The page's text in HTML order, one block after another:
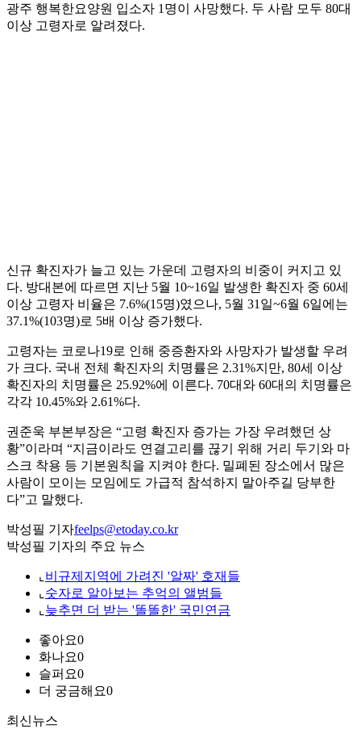
광주 행복한요양원 입소자 1명이 사망했다. 두 사람 모두 80대
이상 고령자로 알려졌다.
신규 확진자가 늘고 있는 가운데 고령자의 비중이 커지고 있
다. 방대본에 따르면 지난 5월 10~16일 발생한 확진자 중 60세
이상 고령자 비율은 7.6%(15명)였으나, 5월 31일~6월 6일에는
37.1%(103명)로 5배 이상 증가했다.
고령자는 코로나19로 인해 중증환자와 사망자가 발생할 우려
가 크다. 국내 전체 확진자의 치명률은 2.31%지만, 80세 이상
확진자의 치명률은 25.92%에 이른다. 70대와 60대의 치명률은
각각 10.45%와 2.61%다.
권준욱 부본부장은 “고령 확진자 증가는 가장 우려했던 상
황”이라며 “지금이라도 연결고리를 끊기 위해 거리 두기와 마
스크 착용 등 기본원칙을 지켜야 한다. 밀폐된 장소에서 많은
사람이 모이는 모임에도 가급적 참석하지 말아주길 당부한
다”고 말했다.
박성필 기자feelps@etoday.co.kr
박성필 기자의 주요 뉴스
⌞ 비규제지역에 가려진 '알짜' 호재들
⌞ 숫자로 알아보는 추억의 앨범들
⌞ 늦추면 더 받는 '똘똘한' 국민연금
좋아요0
화나요0
슬퍼요0
더 궁금해요0
최신뉴스